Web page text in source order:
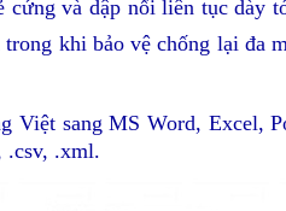
cứng và dập nổi liên tục dày
khi bảo vệ chống lại đa
Việt sang MS Word, Excel,
.csv, .xml.